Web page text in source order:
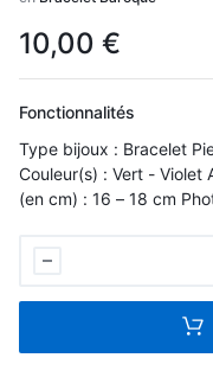
10,00 €
Fonctionnalités
Type bijoux : Bracelet
Couleur(s) : Vert - Violet
(en